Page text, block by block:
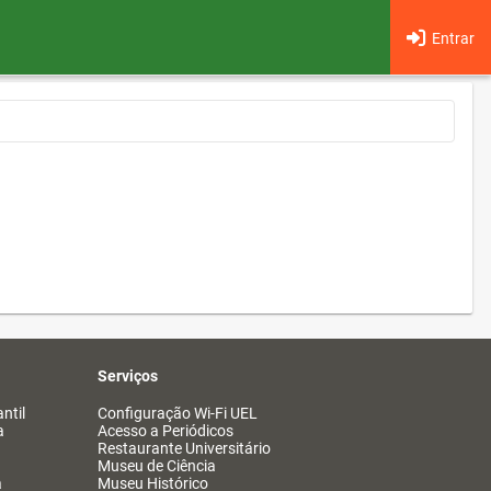
Entrar
Serviços
Configuração Wi-Fi UEL
Acesso a Periódicos
Restaurante Universitário
Museu de Ciência
Museu Histórico